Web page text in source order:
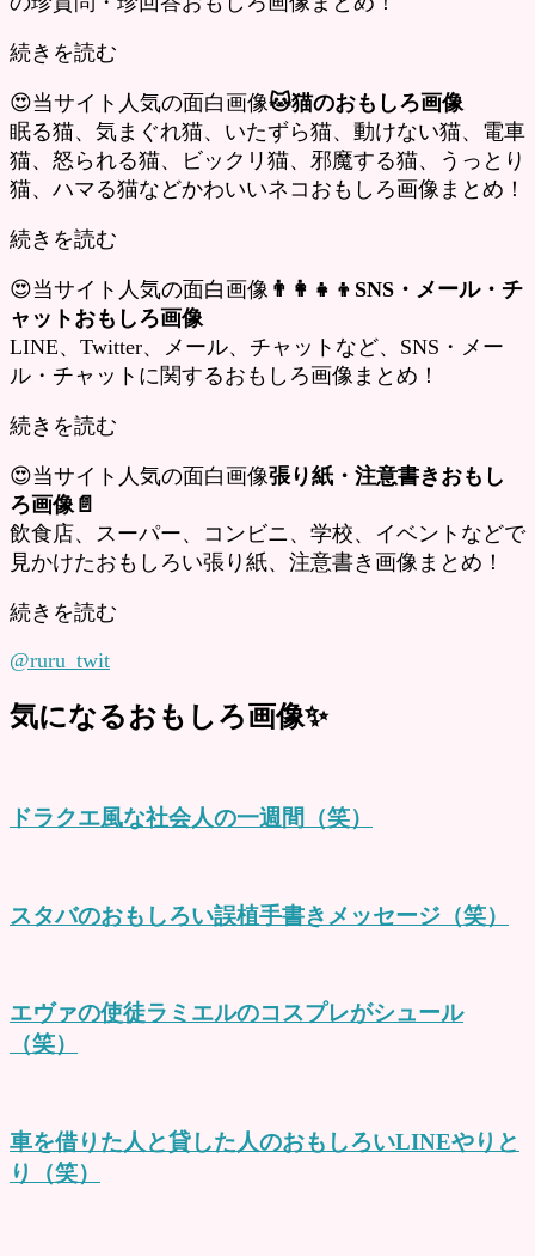
続きを読む
😍当サイト人気の面白画像🐱猫のおもしろ画像
眠る猫、気まぐれ猫、いたずら猫、動けない猫、電車
猫、怒られる猫、ビックリ猫、邪魔する猫、うっとり
猫、ハマる猫などかわいいネコおもしろ画像まとめ！
続きを読む
😍当サイト人気の面白画像 👨‍👩‍👧‍👦SNS・メール・チ
ャットおもしろ画像
LINE、Twitter、メール、チャットなど、SNS・メー
ル・チャットに関するおもしろ画像まとめ！
続きを読む
😍当サイト人気の面白画像張り紙・注意書きおもし
ろ画像📄
飲食店、スーパー、コンビニ、学校、イベントなどで
見かけたおもしろい張り紙、注意書き画像まとめ！
続きを読む
@ruru_twit
気になるおもしろ画像✨
ドラクエ風な社会人の一週間（笑）
スタバのおもしろい誤植手書きメッセージ（笑）
エヴァの使徒ラミエルのコスプレがシュール
（笑）
車を借りた人と貸した人のおもしろいLINEやりと
り（笑）